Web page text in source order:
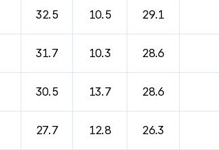
32.5 10.5 29.1
31.7 10.3 28.6
30.5 13.7 28.6
27.7 12.8 26.3